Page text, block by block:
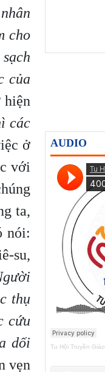
cho
của
các
ở
với
ta,
nói:
su,
thụ
cứu
dối
vẹn
AUDIO
Tu Hội Truyền Giáo